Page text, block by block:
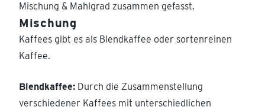
Mischung & Mahlgrad zusammen gefasst.
Mischung
Kaffees gibt es als Blendkaffee oder sortenreinen
Kaffee.
Blendkaffee: Durch die Zusammenstellung
verschiedener Kaffees mit unterschiedlichen